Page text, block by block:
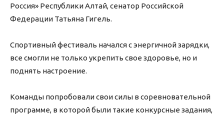
Россия» Республики Алтай, сенатор Российской
Федерации Татьяна Гигель.
Спортивный фестиваль начался с энергичной зарядки,
все смогли не только укрепить свое здоровье, но и
поднять настроение.
Команды попробовали свои силы в соревновательной
программе, в которой были такие конкурсные задания,